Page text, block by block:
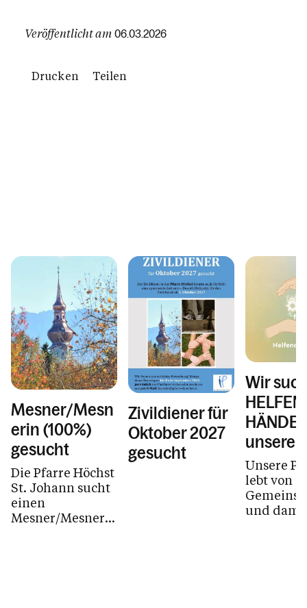
Veröffentlicht am 06.03.2026
Drucken Teilen
Mesner/Mesn
erin (100%)
gesucht
Die Pfarre Höchst
St. Johann sucht
einen
Mesner/Mesnerin
Zivildiener für
Oktober 2027
gesucht
Wir
HÄNDE
unsere
Unsere
lebt von
und